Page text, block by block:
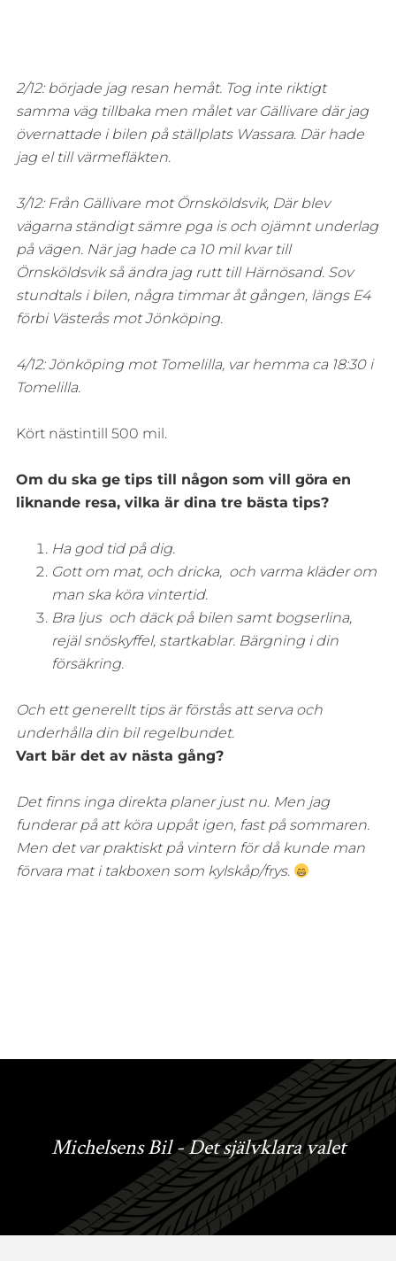
2/12: började jag resan hemåt. Tog inte riktigt
samma väg tillbaka men målet var Gällivare där jag
övernattade i bilen på ställplats Wassara. Där hade
jag el till värmefläkten.
3/12: Från Gällivare mot Örnsköldsvik, Där blev
vägarna ständigt sämre pga is och ojämnt underlag
på vägen. När jag hade ca 10 mil kvar till
Örnsköldsvik så ändra jag rutt till Härnösand. Sov
stundtals i bilen, några timmar åt gången, längs E4
förbi Västerås mot Jönköping.
4/12: Jönköping mot Tomelilla, var hemma ca 18:30 i
Tomelilla.
Kört nästintill 500 mil.
Om du ska ge tips till någon som vill göra en
liknande resa, vilka är dina tre bästa tips?
Ha god tid på dig.
Gott om mat, och dricka, och varma kläder om
man ska köra vintertid.
Bra ljus och däck på bilen samt bogserlina,
rejäl snöskyffel, startkablar. Bärgning i din
försäkring.
Och ett generellt tips är förstås att serva och
underhålla din bil regelbundet.
Vart bär det av nästa gång?
Det finns inga direkta planer just nu. Men jag
funderar på att köra uppåt igen, fast på sommaren.
Men det var praktiskt på vintern för då kunde man
förvara mat i takboxen som kylskåp/frys.
Michelsens Bil - Det självklara valet